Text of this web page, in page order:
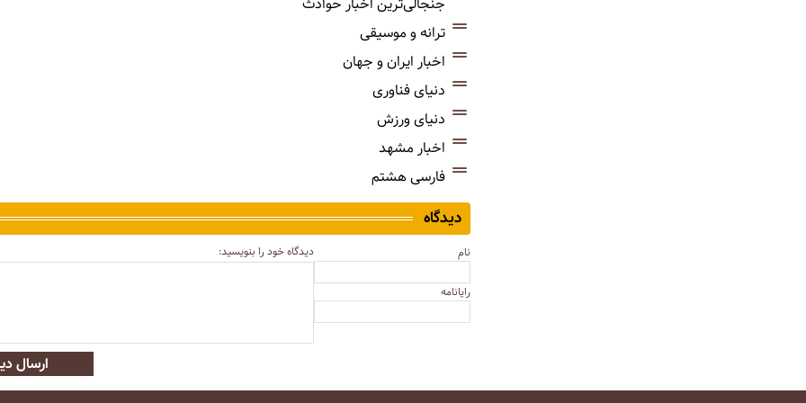
ترانه و موسیقی
اخبار ایران و جهان
دنیای فناوری
دنیای ورزش
اخبار مشهد
فارسی هشتم
دیدگاه
نام
رایانامه
دیدگاه خود را بنویسید:
ارسال